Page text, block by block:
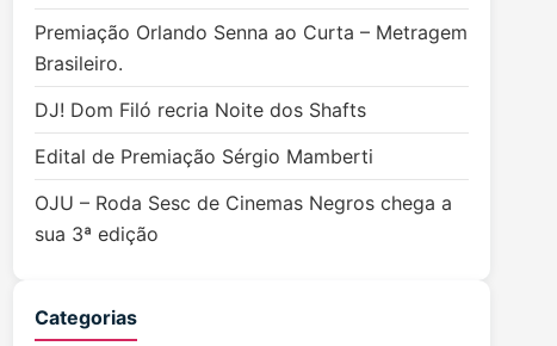
Premiação Orlando Senna ao Curta – Metragem
Brasileiro.
DJ! Dom Filó recria Noite dos Shafts
Edital de Premiação Sérgio Mamberti
OJU – Roda Sesc de Cinemas Negros chega a
sua 3ª edição
Categorias